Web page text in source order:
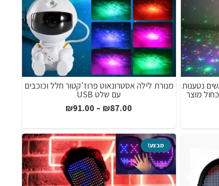
צבעוניות למסיבות 4 ראשים נטענות
וכחול מוצר
מנורת לילה אסטרונאוט פרוז'קטור חלל וכוכבים
עם שלט USB
₪87.00
–
₪91.00
טווח
⁦₪87.00⁩
עד
⁦₪91.00⁩
מבצע!